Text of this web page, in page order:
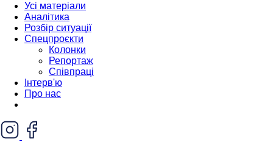
Усі матеріали
Аналітика
Розбір ситуації
Спецпроєкти
Колонки
Репортаж
Співпраці
Інтерв'ю
Про нас